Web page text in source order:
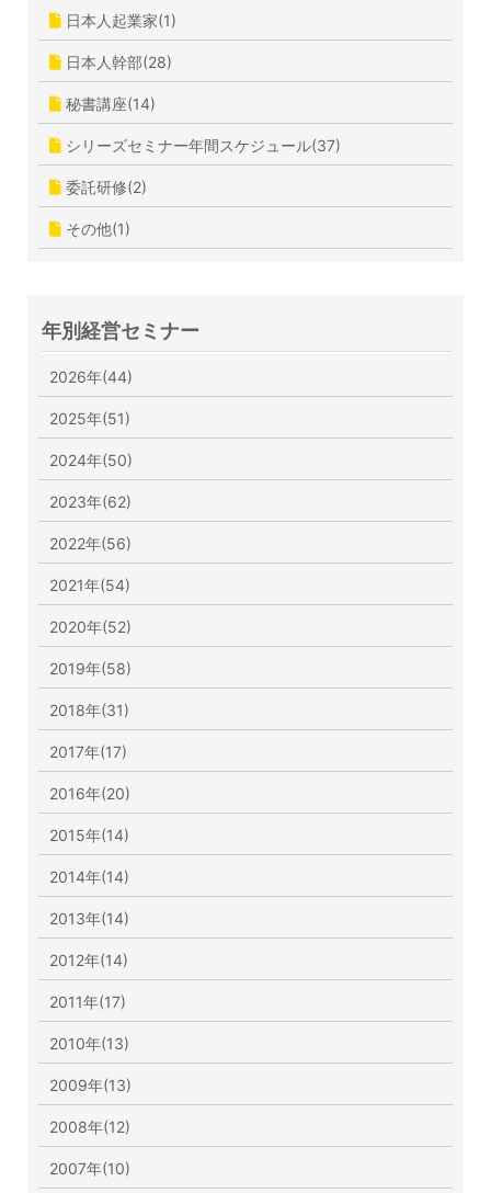
日本人起業家(1)
日本人幹部(28)
秘書講座(14)
シリーズセミナー年間スケジュール(37)
委託研修(2)
その他(1)
年別経営セミナー
2026年(44)
2025年(51)
2024年(50)
2023年(62)
2022年(56)
2021年(54)
2020年(52)
2019年(58)
2018年(31)
2017年(17)
2016年(20)
2015年(14)
2014年(14)
2013年(14)
2012年(14)
2011年(17)
2010年(13)
2009年(13)
2008年(12)
2007年(10)